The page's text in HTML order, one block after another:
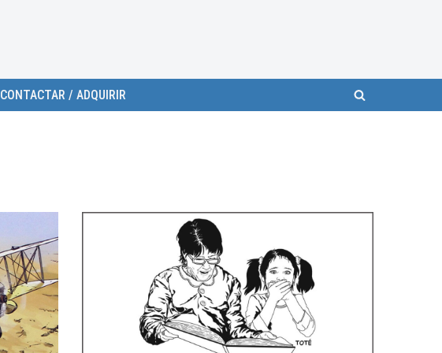
CONTACTAR / ADQUIRIR